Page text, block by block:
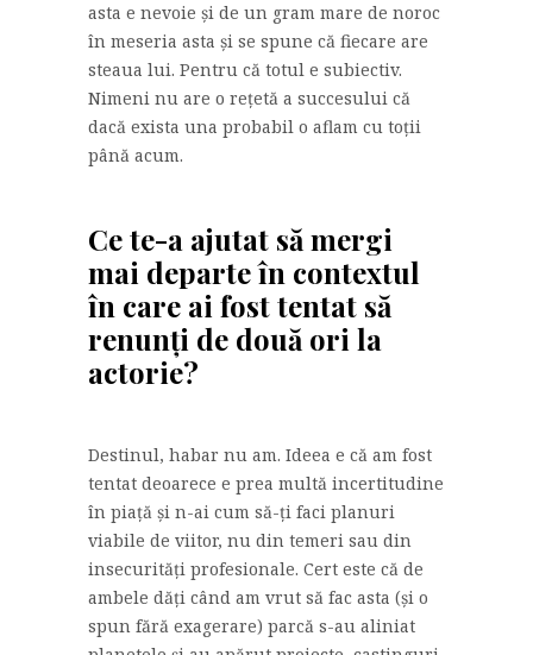
asta e nevoie și de un gram mare de noroc
în meseria asta și se spune că fiecare are
steaua lui. Pentru că totul e subiectiv.
Nimeni nu are o rețetă a succesului că
dacă exista una probabil o aflam cu toții
până acum.
Ce te-a ajutat să mergi
mai departe în contextul
în care ai fost tentat să
renunți de două ori la
actorie?
Destinul, habar nu am. Ideea e că am fost
tentat deoarece e prea multă incertitudine
în piață și n-ai cum să-ți faci planuri
viabile de viitor, nu din temeri sau din
insecurități profesionale. Cert este că de
ambele dăți când am vrut să fac asta (și o
spun fără exagerare) parcă s-au aliniat